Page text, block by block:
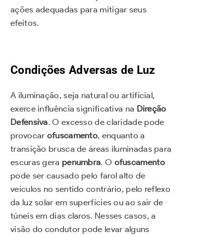
ações adequadas para mitigar seus
efeitos.
Condições Adversas de Luz
A iluminação, seja natural ou artificial,
exerce influência significativa na Direção
Defensiva. O excesso de claridade pode
provocar ofuscamento, enquanto a
transição brusca de áreas iluminadas para
escuras gera penumbra. O ofuscamento
pode ser causado pelo farol alto de
veículos no sentido contrário, pelo reflexo
da luz solar em superfícies ou ao sair de
túneis em dias claros. Nesses casos, a
visão do condutor pode levar alguns